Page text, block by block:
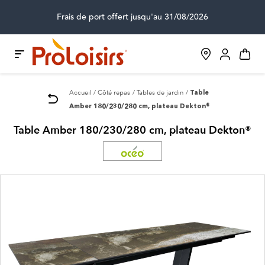
Frais de port offert jusqu'au 31/08/2026
Accueil Côté repas Tables de jardin Table
Amber 180/230/280 cm, plateau Dekton®
Table Amber 180/230/280 cm, plateau Dekton®